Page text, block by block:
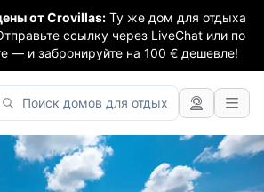
от Crovillas: Ту же дом для отдыха
ссылку через LiveChat или по
— и забронируйте на 100 € дешевле!